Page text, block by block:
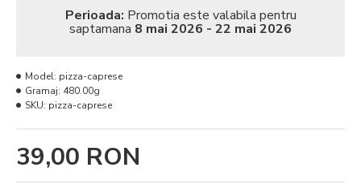
Perioada: Promotia este valabila pentru
saptamana 8 mai 2026 - 22 mai 2026
39,00 RON
Model: pizza-caprese
Gramaj: 480.00g
SKU: pizza-caprese